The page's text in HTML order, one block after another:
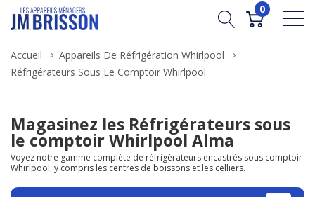
0
Accueil
Appareils De Réfrigération Whirlpool
Réfrigérateurs Sous Le Comptoir Whirlpool
Magasinez les Réfrigérateurs sous
le comptoir Whirlpool Alma
Voyez notre gamme complète de réfrigérateurs encastrés sous comptoir
Whirlpool, y compris les centres de boissons et les celliers.